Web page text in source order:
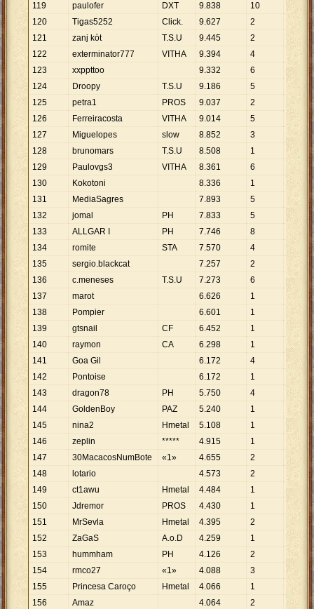
119
paulofer DXT 9.838 10
120
Tigas5252 Click. 9.627 2
814
121
zanj kòt T.S.U 9.445 2 4
122
exterminator777 VITHA 9.394 4
123
xxppttoo 9.332 6 1
124
Droopy T.S.U 9.186 5
125
petra1 PROS 9.037 2 4
126
Ferreiracosta VITHA 9.014 5
127
Miguelopes slow 8.852 3 2
128
brunomars T.S.U 8.508 1 .
129
Paulovgs3 VITHA 8.361 6
130
Kokotoni 8.336 1 8 336
131
MediaSagres 7.893 5
579
132
jomal PH 7.833 5
133
ALLGAR I PH 7.746 8
968
134
romite STA 7.570 4 1
135
sergio.blackcat 7.257 2
629
136
c.meneses T.S.U 7.273 6 1.
137
marot 6.626 1
138
Pompier 6.601 1
139
gtsnail CF 6.452 1 6
140
raymon CA 6.298 1 6
141
Goa Gil 6.172 4 .
142
Pontoise 6.172 1
143
dragon78 PH 5.750 4 1 438
144
GoldenBoy PAZ 5.240 1
240
145
nina2 Hmetal 5.108 1 5
146
zeplin ***** 4.915 1
915
147
30MacacosNumBote «1» 4.655 2 2
148
lotario 4.573 2
287
149
ct1awu Hmetal 4.484 1 4.
150
Jdremor PROS 4.430 1 .
151
MrSevla Hmetal 4.395 2
152
ZaGaS A.o.D 4.259 1 4 259
153
hummham PH 4.126 2 2 063
154
rmco27 «1» 4.088 3 1 .
155
Princesa Caroço Hmetal 4.066 1
156
Amaz 4.064 2 2 032